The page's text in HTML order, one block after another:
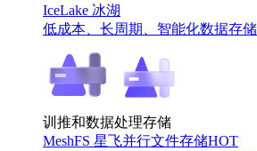
IceLake 冰湖
低成本、长周期、智能化数据存
训推和数据处理存储
MeshFS 星飞并行文件存储HOT